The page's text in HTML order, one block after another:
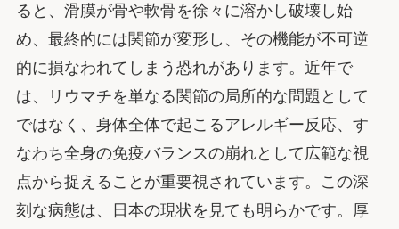
ると、滑膜が骨や軟骨を徐々に溶かし破壊し始
め、最終的には関節が変形し、その機能が不可逆
的に損なわれてしまう恐れがあります。近年で
は、リウマチを単なる関節の局所的な問題として
ではなく、身体全体で起こるアレルギー反応、す
なわち全身の免疫バランスの崩れとして広範な視
点から捉えることが重要視されています。この深
刻な病態は、日本の現状を見ても明らかです。厚